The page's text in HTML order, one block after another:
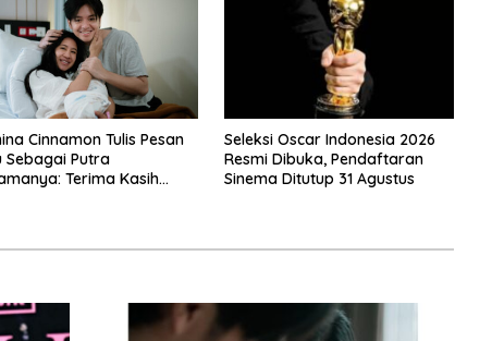
Cinnamon Tulis Pesan
Sebagai Putra
Terima Kasih
Seleksi Oscar Indonesia 2026
Resmi Dibuka, Pendaftaran
Sinema Ditutup 31 Agustus